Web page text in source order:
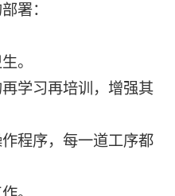
署：
。
学习再培训，增强其
程序，每一道工序都